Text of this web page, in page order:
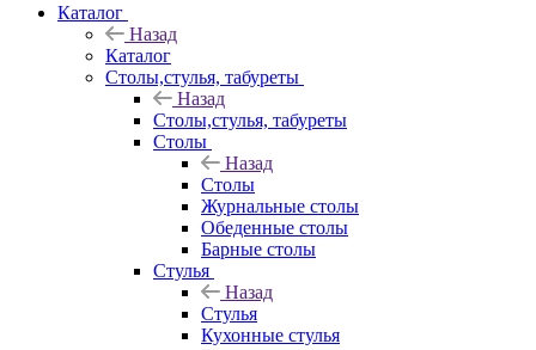
Каталог
Назад
Каталог
Столы,стулья, табуреты
Назад
Столы,стулья, табуреты
Столы
Назад
Столы
Журнальные столы
Обеденные столы
Барные столы
Стулья
Назад
Стулья
Кухонные стулья